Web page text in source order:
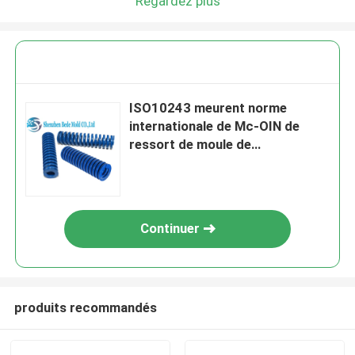
ISO10243 meurent norme
internationale de Mc-OIN de
ressort de moule de
Continuer
produits recommandés